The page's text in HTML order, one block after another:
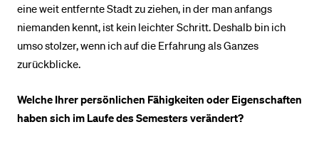
eine weit entfernte Stadt zu ziehen, in der man anfangs
niemanden kennt, ist kein leichter Schritt. Deshalb bin ich
umso stolzer, wenn ich auf die Erfahrung als Ganzes
zurückblicke.
Welche Ihrer persönlichen Fähigkeiten oder Eigenschaften
haben sich im Laufe des Semesters verändert?